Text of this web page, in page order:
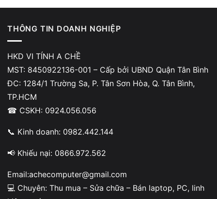
tiền mới. Minh bạch là nguyên tắc được đặt
lên hàng đầu để khách yên tâm tuyệt đối.
tem bảo hành
Linh kiện tại A Chề đều có nguồn gốc rõ
trực tiếp linh kiện trước khi lắp để đảm bảo
tính minh bạch và phù hợp với thiết bị. Cửa
hàng không sử dụng linh kiện trôi nổi hoặc
THÔNG TIN DOANH NGHIỆP
HKD VI TÍNH A CHỀ
MST: 8450922136-001 – Cấp bởi UBND Quận Tân Bình
ĐC: 1284/1 Trường Sa, P. Tân Sơn Hòa, Q. Tân Bình,
TP.HCM
☎ CSKH: 0924.056.056
📞 Kinh doanh: 0982.442.144
📢 Khiếu nại: 0866.972.562
Email:achecomputer@gmail.com
💻 Chuyên: Thu mua – Sửa chữa – Bán laptop, PC, linh